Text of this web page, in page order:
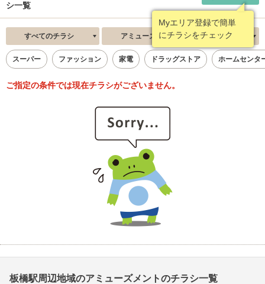
シ一覧
Myエリア登録で簡単
にチラシをチェック
すべてのチラシ アミューズメント 新着順
スーパー ファッション 家電 ドラッグストア ホームセンタ
ご指定の条件では現在チラシがございません。
板橋駅周辺地域のアミューズメントのチラシ一覧